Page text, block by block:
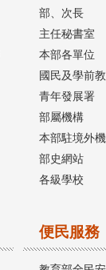
部、次長
主任秘書室
本部各單位
國民及學前
青年發展署
部屬機構
本部駐境外
部史網站
各級學校
便民服務